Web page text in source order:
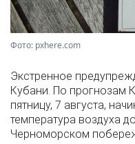
Фото: pxhere.com
Экстренное
Кубани. По прогнозам
пятницу, 7 августа,
температура воздуха
Черноморском